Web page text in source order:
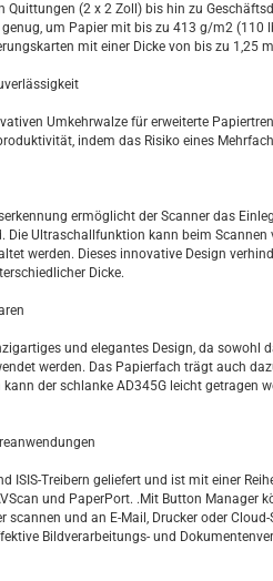
Quittungen (2 x 2 Zoll) bis hin zu
um Papier mit bis zu 413 g/m2 (110
mit einer Dicke von bis zu 1,25
Umkehrwalze für erweiterte
indem das Risiko eines
ermöglicht der Scanner das
Die Ultraschallfunktion kann beim
werden. Dieses innovative Design
Dicke.
und elegantes Design, da
werden. Das Papierfach trägt auch
der schlanke AD345G leicht getragen
ISIS-Treibern geliefert und ist mit einer
und PaperPort. .Mit Button Manager
scannen und an E-Mail, Drucker oder
Bildverarbeitungs- und